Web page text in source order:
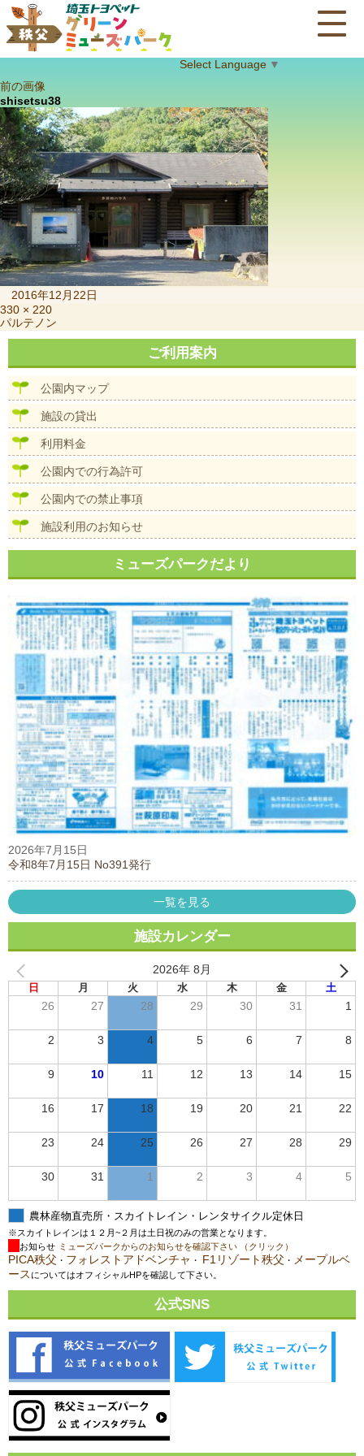
Select Language ▼
前の画像
shisetsu38
稿
日:
2016年12月22日
フ
ル
サ
ズ
330 × 220
投
稿
ビ
パルテノン
ご利用案内
公園内マップ
施設の貸出
利用料金
公園内での行為許可
公園内での禁止事項
施設利用のお知らせ
ミューズパークだより
2026年7月15日
令和8年7月15日 No391発行
一覧を見る
施設カレンダー
2026年 8月
日 月 火 水 木 金 土
26 27 28 29 30 31 1
2 3 4 5 6 7 8
9 10 11 12 13 14 15
16 17 18 19 20 21 22
23 24 25 26 27 28 29
30 31 1 2 3 4 5
農林産物直売所・スカイトレイン・レンタサイクル定休日
※スカイトレインは１２月~２月は土日祝のみの営業となります。
お知らせ ミューズパークからのお知らせを確認下さい （クリック）
PICA秩父 ・ フォレストアドベンチャ ・ F1リゾート秩父 ・ メープルベ
ース についてはオフィシャルHPを確認して下さい。
公式SNS